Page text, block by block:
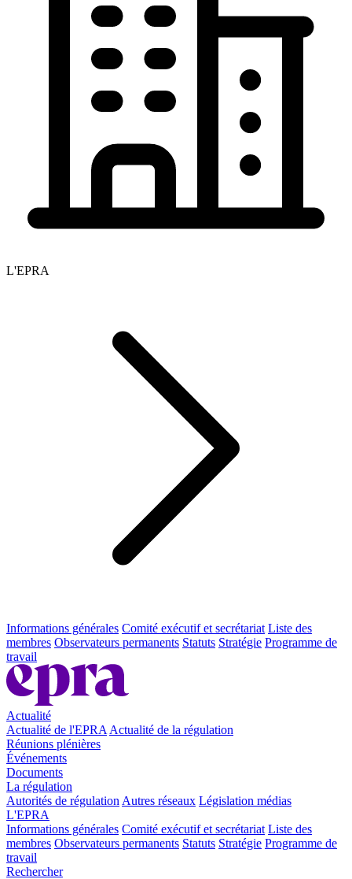
L'EPRA
Informations générales Comité exécutif et secrétariat Liste des
membres Observateurs permanents Statuts Stratégie Programme de
travail
Actualité
Actualité de l'EPRA Actualité de la régulation
Réunions plénières
Événements
Documents
La régulation
Autorités de régulation Autres réseaux Législation médias
L'EPRA
Informations générales Comité exécutif et secrétariat Liste des
membres Observateurs permanents Statuts Stratégie Programme de
travail
Rechercher